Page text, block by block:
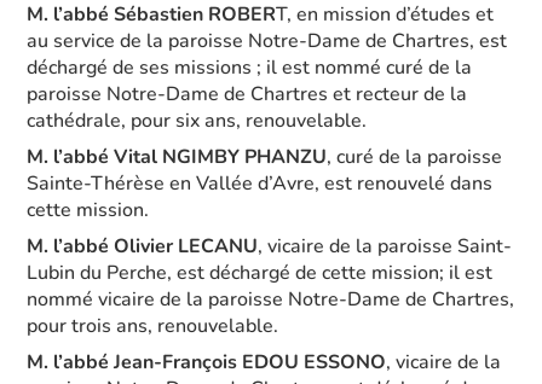
M. l’abbé Sébastien ROBERT, en mission d’études et
au service de la paroisse Notre-Dame de Chartres, est
déchargé de ses missions ; il est nommé curé de la
paroisse Notre-Dame de Chartres et recteur de la
cathédrale, pour six ans, renouvelable.
M. l’abbé Vital NGIMBY PHANZU, curé de la paroisse
Sainte-Thérèse en Vallée d’Avre, est renouvelé dans
cette mission.
M. l’abbé Olivier LECANU, vicaire de la paroisse Saint-
Lubin du Perche, est déchargé de cette mission; il est
nommé vicaire de la paroisse Notre-Dame de Chartres,
pour trois ans, renouvelable.
M. l’abbé Jean-François EDOU ESSONO, vicaire de la